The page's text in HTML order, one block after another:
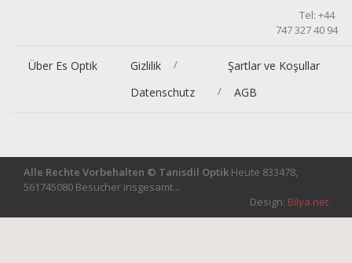
Tel: +44
747 327 40 94
Über Es Optik Gizlilik /
Datenschutz
Şartlar ve Koşullar
/ AGB
Alle Rechte Vorbehalten © Tanisdil Optik Heute 833478,
561745080 Besucher insgesamt...
Design: Bilya.net